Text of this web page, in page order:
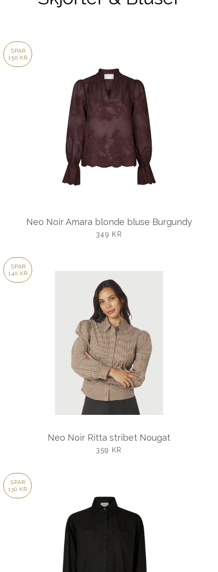
SPAR
150 KR
Neo Noir Amara blonde bluse Burgundy
UDSALGSPRIS
349 KR
SPAR
140 KR
Neo Noir Ritta stribet Nougat
UDSALGSPRIS
359 KR
SPAR
130 KR